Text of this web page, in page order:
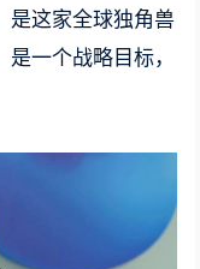
是这家全球独角兽
一个战略目标，